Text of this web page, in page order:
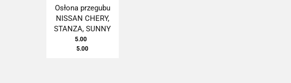
Osłona przegubu
NISSAN CHERY,
STANZA, SUNNY
5.00
5.00